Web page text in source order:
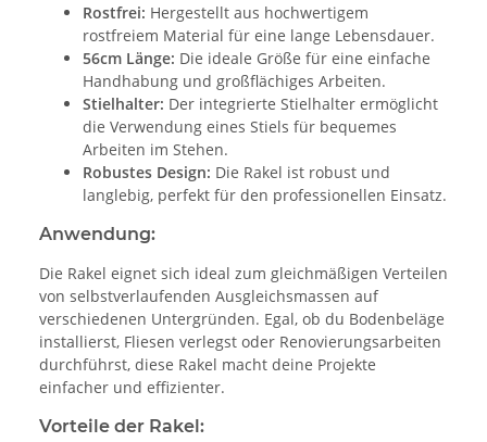
Rostfrei: Hergestellt aus hochwertigem
rostfreiem Material für eine lange Lebensdauer.
56cm Länge: Die ideale Größe für eine einfache
Handhabung und großflächiges Arbeiten.
Stielhalter: Der integrierte Stielhalter ermöglicht
die Verwendung eines Stiels für bequemes
Arbeiten im Stehen.
Robustes Design: Die Rakel ist robust und
langlebig, perfekt für den professionellen Einsatz.
Anwendung:
Die Rakel eignet sich ideal zum gleichmäßigen Verteilen
von selbstverlaufenden Ausgleichsmassen auf
verschiedenen Untergründen. Egal, ob du Bodenbeläge
installierst, Fliesen verlegst oder Renovierungsarbeiten
durchführst, diese Rakel macht deine Projekte
einfacher und effizienter.
Vorteile der Rakel: